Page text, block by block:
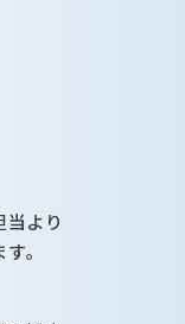
より
。